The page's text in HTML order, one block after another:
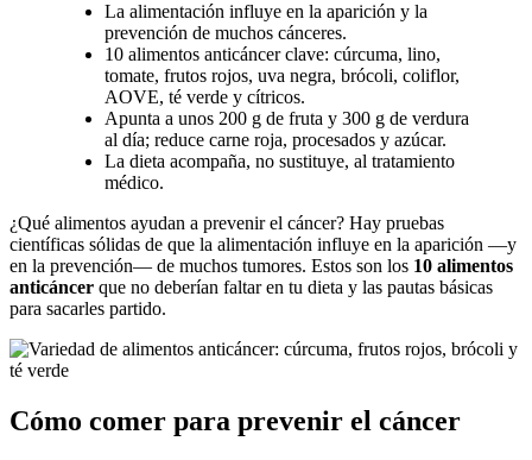
La alimentación influye en la aparición y la
prevención de muchos cánceres.
10 alimentos anticáncer clave: cúrcuma, lino,
tomate, frutos rojos, uva negra, brócoli, coliflor,
AOVE, té verde y cítricos.
Apunta a unos 200 g de fruta y 300 g de verdura
al día; reduce carne roja, procesados y azúcar.
La dieta acompaña, no sustituye, al tratamiento
médico.
¿Qué alimentos ayudan a prevenir el cáncer? Hay pruebas
científicas sólidas de que la alimentación influye en la aparición —y
en la prevención— de muchos tumores. Estos son los 10 alimentos
anticáncer que no deberían faltar en tu dieta y las pautas básicas
para sacarles partido.
Cómo comer para prevenir el cáncer